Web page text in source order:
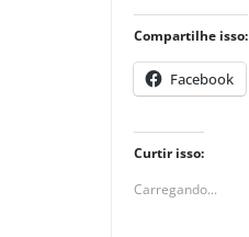
Compartilhe isso:
Facebook
Curtir isso:
Carregando...